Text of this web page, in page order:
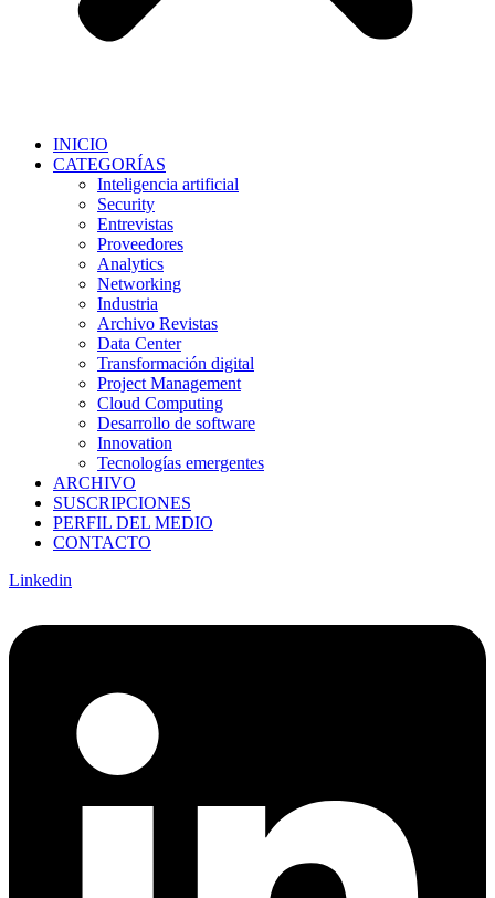
INICIO
CATEGORÍAS
Inteligencia artificial
Security
Entrevistas
Proveedores
Analytics
Networking
Industria
Archivo Revistas
Data Center
Transformación digital
Project Management
Cloud Computing
Desarrollo de software
Innovation
Tecnologías emergentes
ARCHIVO
SUSCRIPCIONES
PERFIL DEL MEDIO
CONTACTO
Linkedin